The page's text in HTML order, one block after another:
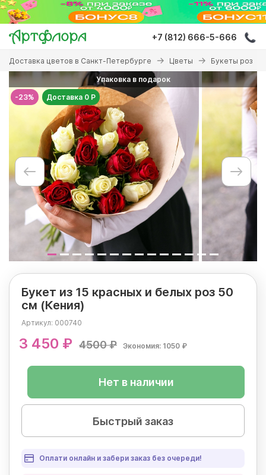
Перейти
основному
содержанию
+7 (812) 666-5-666
Вы
здесь
Доставка цветов в Санкт-Петербурге Цветы Букеты роз
-23%
Упаковка в подарок
Доставка 0 Р
Букет из 15 красных и белых роз 50
см (Кения)
Артикул: 000740
3 450 ₽ 4500 ₽ Экономия: 1050 ₽
Нет в наличии
Быстрый заказ
Оплати онлайн и забери заказ без очереди!